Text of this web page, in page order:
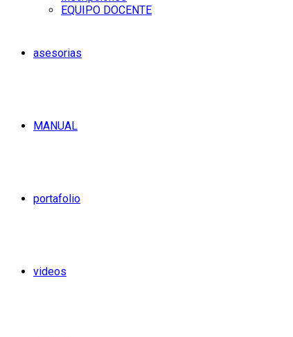
EQUIPO DOCENTE
asesorias
MANUAL
portafolio
videos